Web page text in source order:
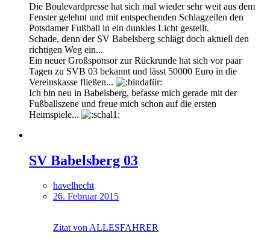
Die Boulevardpresse hat sich mal wieder sehr weit aus dem
Fenster gelehnt und mit entspechenden Schlagzeilen den
Potsdamer Fußball in ein dunkles Licht gestellt.
Schade, denn der SV Babelsberg schlägt doch aktuell den
richtigen Weg ein...
Ein neuer Großsponsor zur Rückrunde hat sich vor paar
Tagen zu SVB 03 bekannt und lässt 50000 Euro in die
Vereinskasse fließen...
Ich bin neu in Babelsberg, befasse mich gerade mit der
Fußballszene und freue mich schon auf die ersten
Heimspiele...
SV Babelsberg 03
havelhecht
26. Februar 2015
Zitat von ALLESFAHRER